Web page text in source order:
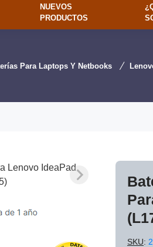
NUEVOS
PRODUCTOS
Para Laptops Y Netbooks
SKU: